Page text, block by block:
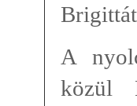
A
közül